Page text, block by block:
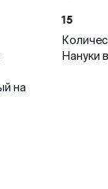
на
15
Нануки